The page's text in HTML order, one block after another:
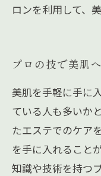
ロンを利用して、
プロの技で美肌へ
美肌を手軽に手に
ている人も多いか
たエステでのケア
を手に入れること
知識や技術を持つ